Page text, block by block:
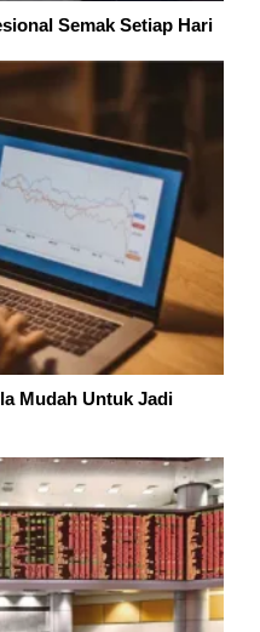
Semak Setiap Hari
Mudah Untuk Jadi